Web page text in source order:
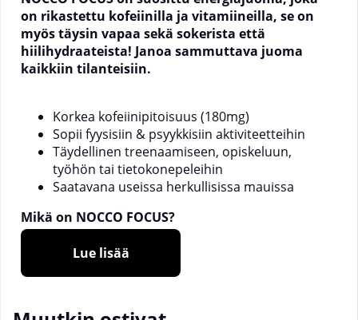
on rikastettu kofeiinilla ja vitamiineilla, se on
myös täysin vapaa sekä sokerista että
hiilihydraateista! Janoa sammuttava juoma
kaikkiin tilanteisiin.
Korkea kofeiinipitoisuus (180mg)
Sopii fyysisiin & psyykkisiin aktiviteetteihin
Täydellinen treenaamiseen, opiskeluun,
työhön tai tietokonepeleihin
Saatavana useissa herkullisissa mauissa
Mikä on NOCCO FOCUS?
NOCCOon brändi, jolla on useita erilaisia
toiminnallisia juomia! NOCCO FOCUS on
samanlainen kuin NOCCO BCAA sisällöltään, mutta
Lue lisää